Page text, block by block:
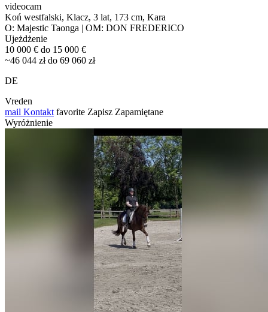
videocam
Koń westfalski, Klacz, 3 lat, 173 cm, Kara
O: Majestic Taonga | OM: DON FREDERICO
Ujeżdżenie
10 000 € do 15 000 €
~46 044 zł do 69 060 zł
DE
Vreden
mail Kontakt favorite Zapisz Zapamiętane
Wyróżnienie